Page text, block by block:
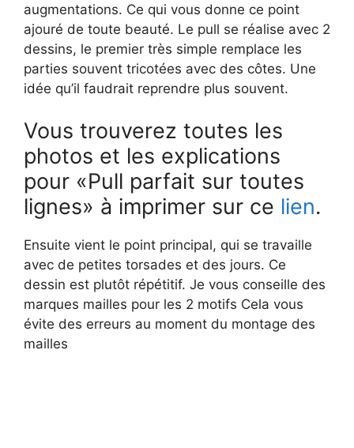
augmentations. Ce qui vous donne ce point
ajouré de toute beauté. Le pull se réalise avec 2
dessins, le premier très simple remplace les
parties souvent tricotées avec des côtes. Une
idée qu’il faudrait reprendre plus souvent.
Vous trouverez toutes les
photos et les explications
pour «Pull parfait sur toutes
lignes» à imprimer sur ce lien.
Ensuite vient le point principal, qui se travaille
avec de petites torsades et des jours. Ce
dessin est plutôt répétitif. Je vous conseille des
marques mailles pour les 2 motifs Cela vous
évite des erreurs au moment du montage des
mailles